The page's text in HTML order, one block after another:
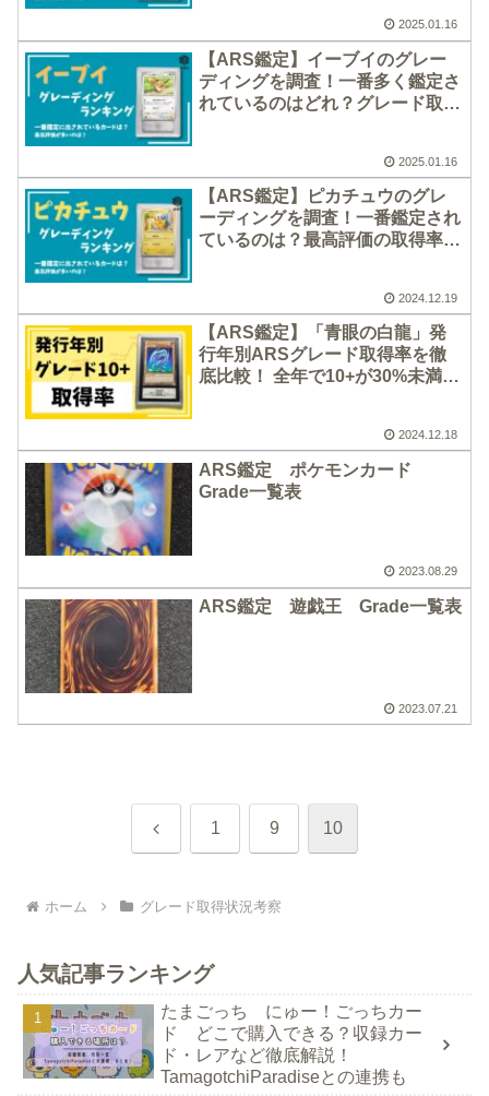
2025.01.16
【ARS鑑定】イーブイのグレー
ディングを調査！一番多く鑑定さ
れているのはどれ？グレード取得
2025.01.16
【ARS鑑定】ピカチュウのグレ
ーディングを調査！一番鑑定され
ているのは？最高評価の取得率が
2024.12.19
【ARS鑑定】「青眼の白龍」発
行年別ARSグレード取得率を徹
底比較！ 全年で10+が30%未満と
2024.12.18
ARS鑑定 ポケモンカード
Grade一覧表
2023.08.29
ARS鑑定 遊戯王 Grade一覧表
2023.07.21
前 1 9 10
ホーム グレード取得状況考察
人気記事ランキング
たまごっち にゅー！ごっちカー
ド どこで購入できる？収録カー
ド・レアなど徹底解説！
TamagotchiParadiseとの連携も